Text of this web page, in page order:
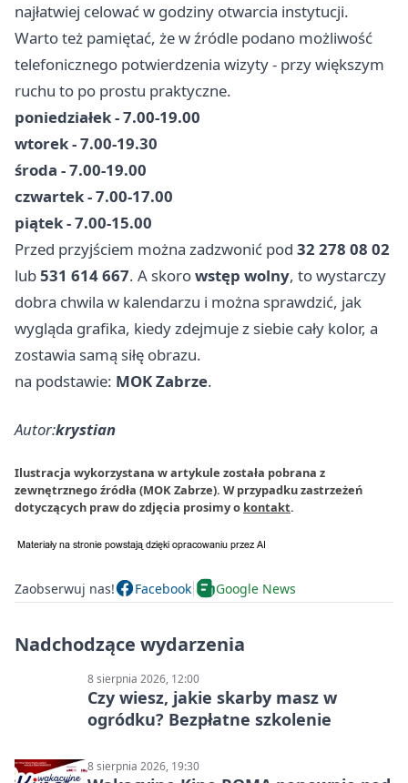
najłatwiej celować w godziny otwarcia instytucji.
Warto też pamiętać, że w źródle podano możliwość
telefonicznego potwierdzenia wizyty - przy większym
ruchu to po prostu praktyczne.
poniedziałek - 7.00-19.00
wtorek - 7.00-19.30
środa - 7.00-19.00
czwartek - 7.00-17.00
piątek - 7.00-15.00
Przed przyjściem można zadzwonić pod 32 278 08 02
lub531 614 667. A skorowstęp wolny, to wystarczy
dobra chwila w kalendarzu i można sprawdzić, jak
wygląda grafika, kiedy zdejmuje z siebie cały kolor, a
zostawia samą siłę obrazu.
na podstawie: MOK Zabrze.
Autor:krystian
Ilustracja wykorzystana w artykule została pobrana z
zewnętrznego źródła (MOK Zabrze). W przypadku zastrzeżeń
dotyczących praw do zdjęcia prosimy o kontakt.
Zaobserwuj nas! Facebook Google News
Nadchodzące wydarzenia
8 sierpnia 2026, 12:00
Czy wiesz, jakie skarby masz w
ogródku? Bezpłatne szkolenie
8 sierpnia 2026, 19:30